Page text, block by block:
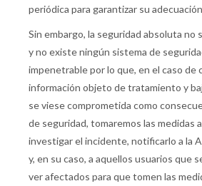
periódica para garantizar su
Sin embargo, la seguridad absoluta no
y no existe ningún sistema de
impenetrable por lo que, en el caso de
información objeto de tratamiento y
se viese comprometida como
de seguridad, tomaremos las medidas
investigar el incidente, notificarlo a la
y, en su caso, a aquellos usuarios que
ver afectados para que tomen las